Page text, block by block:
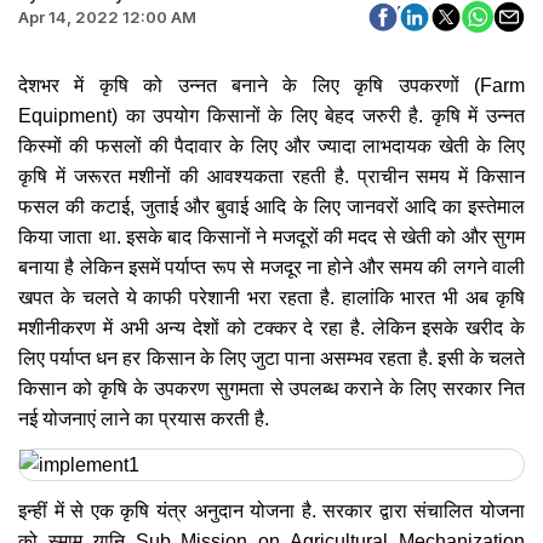
Apr 14, 2022 12:00 AM
देशभर में कृषि को उन्नत बनाने के लिए कृषि उपकरणों (Farm
Equipment) का उपयोग किसानों के लिए बेहद जरुरी है. कृषि में उन्नत
किस्मों की फसलों की पैदावार के लिए और ज्यादा लाभदायक खेती के लिए
कृषि में जरूरत मशीनों की आवश्यकता रहती है. प्राचीन समय में किसान
फसल की कटाई, जुताई और बुवाई आदि के लिए जानवरों आदि का इस्तेमाल
किया जाता था. इसके बाद किसानों ने मजदूरों की मदद से खेती को और सुगम
बनाया है लेकिन इसमें पर्याप्त रूप से मजदूर ना होने और समय की लगने वाली
खपत के चलते ये काफी परेशानी भरा रहता है. हालांकि भारत भी अब कृषि
मशीनीकरण में अभी अन्य देशों को टक्कर दे रहा है. लेकिन इसके खरीद के
लिए पर्याप्त धन हर किसान के लिए जुटा पाना असम्भव रहता है. इसी के चलते
किसान को कृषि के उपकरण सुगमता से उपलब्ध कराने के लिए सरकार नित
नई योजनाएं लाने का प्रयास करती है.
इन्हीं में से एक कृषि यंत्र अनुदान योजना है. सरकार द्वारा संचालित योजना